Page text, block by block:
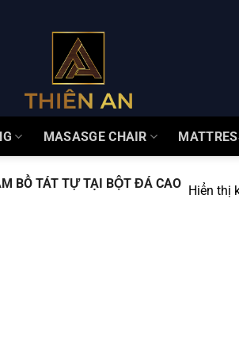
MASASGE CHAIR
BỒ TÁT TỰ TẠI BỘT ĐÁ CAO Hiển thị